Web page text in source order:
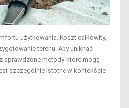
użytkowania. Koszt całkowity,
terenu. Aby uniknąć
sprawdzone metody, które mogą
szczególnie istotne w kontekście